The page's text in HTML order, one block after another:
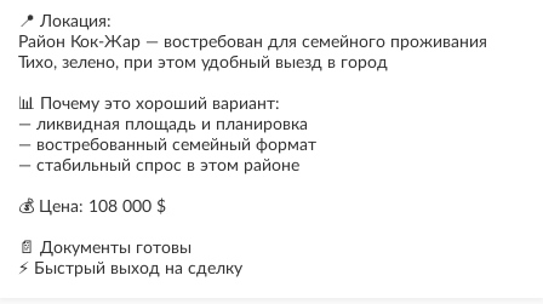
📍 Локация:
Район Кок-Жар — востребован для семейного проживания
Тихо, зелено, при этом удобный выезд в город
📊 Почему это хороший вариант:
— ликвидная площадь и планировка
— востребованный семейный формат
— стабильный спрос в этом районе
💰 Цена: 108 000 $
📄 Документы готовы
⚡ Быстрый выход на сделку